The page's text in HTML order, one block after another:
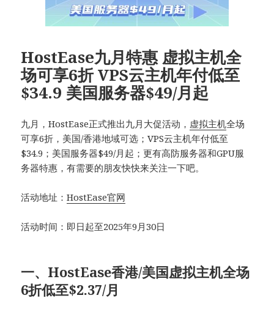
HostEase九月特惠 虚拟主机全
场可享6折 VPS云主机年付低至
$34.9 美国服务器$49/月起
九月，HostEase正式推出九月大促活动， 虚拟主机全场
可享6折，美国/香港地域可选；VPS云主机年付低至
$34.9；美国服务器$49/月起；更有高防服务器和GPU服
务器特惠，有需要的朋友快快来关注一下吧。
活动地址：HostEase官网
活动时间：即日起至2025年9月30日
一、HostEase香港/美国虚拟主机全场
6折低至$2.37/月